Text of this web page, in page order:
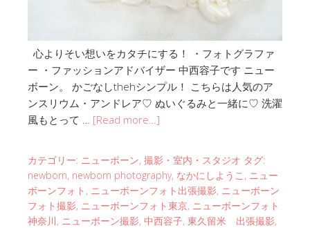
心よりそい想いをカタチにする！ ・フォトグラファ
ー ・ファッションアドバイザー 中西容子です ニュー
ボーン。 かごなしthehシンプル！ こちらは人気のア
ンスリウム・アンドレア♡ ぬいぐるみと一緒に♡ 洗濯
風もとって … [Read more…]
カテゴリー: ニューボーン, 撮影・室内・スタジオ タグ:
newborn, newborn photography, なかにしようこ , ニュー
ボーンフォト , ニューボーンフォト出張撮影, ニューボーン
フォト撮影, ニューボーンフォト東京, ニューボーンフォト
神奈川, ニューボーン撮影, 中西容子, 東久留米 出張撮影,